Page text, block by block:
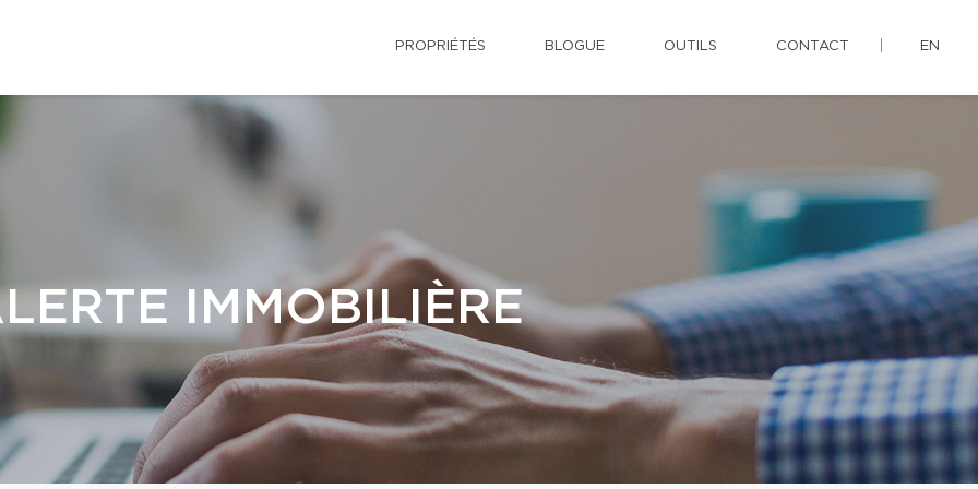
PROPRIÉTÉS BLOGUE OUTILS CONTACT EN
IMMOBILIÈRE